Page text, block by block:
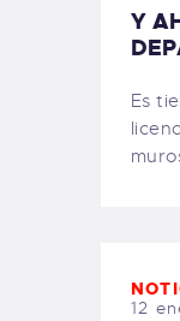
Y
Es
12